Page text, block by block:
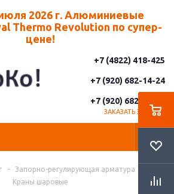
2026 г. Алюминиевые
Thermo Revolution по супер-
цене!
+7 (4822) 418-425
+7 (920) 682-14-24
+7 (920) 682-14-25
ЗАКАЗАТЬ ЗВОНОК
- Запорно-регулирующая арматура
Краны шаровые